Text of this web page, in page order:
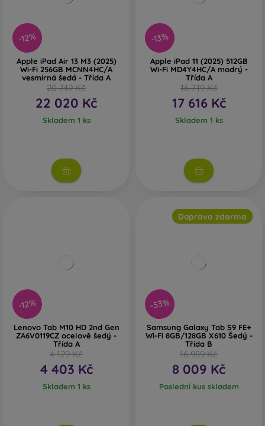
-12%
Apple iPad Air 13 M3 (2025)
Wi-Fi 256GB MCNN4HC/A
vesmírná šedá - Třída A
20 749 Kč
22 020 Kč
Skladem 1 ks
-13%
Apple iPad 11 (2025) 512GB
Wi-Fi MD4Y4HC/A modrý -
Třída A
16 719 Kč
17 616 Kč
Skladem 1 ks
-12%
Lenovo Tab M10 HD 2nd Gen
ZA6V0119CZ ocelově šedý -
Třída A
4 129 Kč
4 403 Kč
Skladem 1 ks
-53%
Doprava zdarma
Samsung Galaxy Tab S9 FE+
Wi-Fi 8GB/128GB X610 Šedý -
Třída B
16 989 Kč
8 009 Kč
Poslední kus skladem